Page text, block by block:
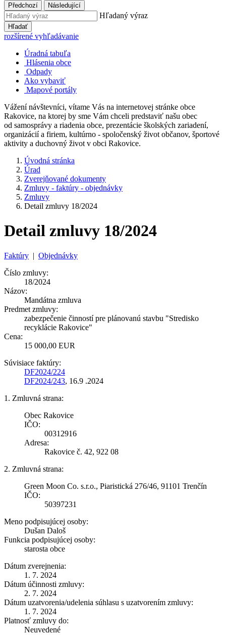
Předchozí Následující
Hľadaný výraz
Hľadať
rozšírené vyhľadávanie
Úradná tabuľa
Hlásenia obce
Odpady
Ako vybaviť
Mapové portály
Vážení návštevníci, vítame Vás na internetovej stránke obce
Rakovice, na ktorej by sme Vám chceli predstaviť našu obec
od samosprávy a riadenia obce, prezentácie školských zariadení,
organizácií a firiem, kultúrno - spoločenský život občanov, športové
aktivity a duchovný život v obci Rakovice.
Úvodná stránka
Úrad
Zverejňované dokumenty
Zmluvy - faktúry - objednávky
Zmluvy
Detail zmluvy 18/2024
Detail zmluvy 18/2024
Faktúry | Objednávky
Číslo zmluvy:
18/2024
Názov:
Mandátna zmluva
Predmet zmluvy:
zabezpečenie činností pre plánovanú stavbu "Stredisko
recyklácie Rakovice"
Cena:
15 000,00 EUR
Súvisiace faktúry:
DF2024/224
DF2024/243, 16.9 .2024
1. Zmluvná strana:
Obec Rakovice
IČO:
00312916
Adresa:
Rakovice č. 42, 922 08
2. Zmluvná strana:
Green Moon Co. s.r.o., Piaristická 276/46, 91101 Trenčín
IČO:
50397231
Meno podpisujúcej osoby:
Dušan Daloš
Funkcia podpisujúcej osoby:
starosta obce
Dátum zverejnenia:
1. 7. 2024
Dátum účinnosti zmluvy:
2. 7. 2024
Dátum uzatvorenia/udelenia súhlasu s uzatvorením zmluvy:
1. 7. 2024
Platnosť zmluvy do:
Neuvedené